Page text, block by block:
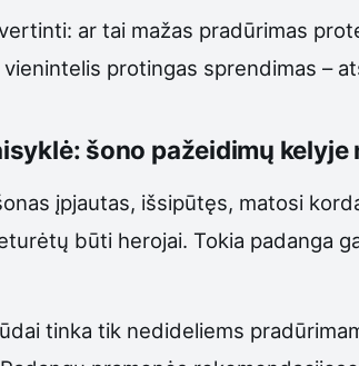
ar tai mažas pradūrimas
protingas sprendimas –
šono pažeidimų
įpjautas, išsipūtęs, matosi
būti herojai. Tokia padanga
tinka tik nedideliems